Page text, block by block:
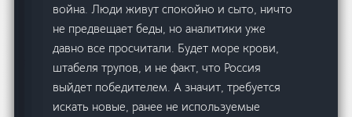
война. Люди живут спокойно и сыто, ничто
не предвещает беды, но аналитики уже
давно все просчитали. Будет море крови,
штабеля трупов, и не факт, что Россия
выйдет победителем. А значит, требуется
искать новые, ранее не используемые